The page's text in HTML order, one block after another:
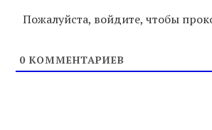
Пожалуйста, войдите, чтобы
0 КОММЕНТАРИЕВ